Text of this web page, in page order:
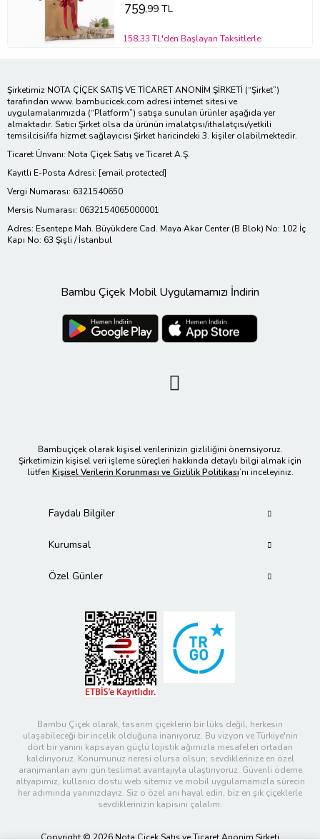
759,99 TL
158,33 TL'den Başlayan Taksitlerle
Şirketimiz NOTA ÇİÇEK SATIŞ VE TİCARET ANONİM ŞİRKETİ (“Şirket”)
tarafından www. bambucicek.com adresi internet sitesi ve
uygulamalarımızda (“Platform”) satışa sunulan ürünler aşağıda yer
almaktadır. Satıcı Şirket olsa da ürünün imalatçısı/ithalatçısı/yetkili
temsilcisi/ifa hizmet sağlayıcısı Şirket haricindeki 3. kişiler olabilmektedir.
Ticaret Ünvanı: Nota Çiçek Satış ve Ticaret A.Ş.
Kayıtlı E-Posta Adresi: [email protected]
Vergi Numarası: 6321540650
Mersis Numarası: 0632154065000001
Adres: Esentepe Mah. Büyükdere Cad. Maya Akar Center (B Blok) No: 102 İç
Kapı No: 63 Şişli / İstanbul
Bambu Çiçek Mobil Uygulamamızı İndirin
Bambuçiçek olarak kişisel verilerinizin gizliliğini önemsiyoruz.
Şirketimizin kişisel veri işleme süreçleri hakkında detaylı bilgi almak için
lütfen Kişisel Verilerin Korunması ve Gizlilik Politikası’nı inceleyiniz.
Faydalı Bilgiler
Kurumsal
Özel Günler
Bambu Çiçek olarak, tasarım çiçeklerin bir lüks değil, herkesin
ulaşabileceği bir incelik olduğuna inanıyoruz. Bu vizyon ve Türkiye'nin
dört bir yanını kapsayan güçlü lojistik ağımızla mesafeleri ortadan
kaldırıyoruz. Konumunuz neresi olursa olsun; sevdiklerinize en özel
aranjmanları aynı gün teslimat avantajıyla ulaştırıyoruz. Güvenli ödeme
altyapımız, kullanıcı dostu web sitemiz ve mobil uygulamamızla sürecin
her adımında yanınızdayız. Siz o özel anı hayal edin, biz en şık çiçeklerle
sevdiklerinizin kapısını çalalım.
Copyright © 2026 Nota Çiçek Satış ve Ticaret Anonim Şirketi